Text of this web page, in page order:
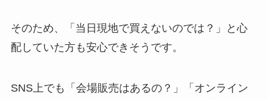
そのため、「当日現地で買えないのでは？」と心
配していた方も安心できそうです。
SNS上でも「会場販売はあるの？」「オンライン